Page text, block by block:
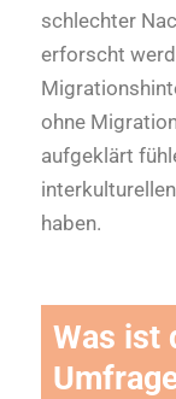
schlechter
erforscht
ohne
aufgeklärt
haben.
Was ist